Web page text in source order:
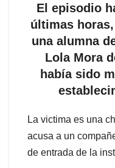
El episodio
últimas
una alumna
Lola Mora
había sido
La victima es una
acusa a un
de entrada de la